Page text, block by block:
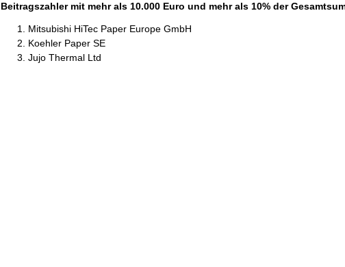
Beitragszahler mit mehr als 10.000 Euro und mehr als 10% der
Mitsubishi HiTec Paper Europe GmbH
Koehler Paper SE
Jujo Thermal Ltd